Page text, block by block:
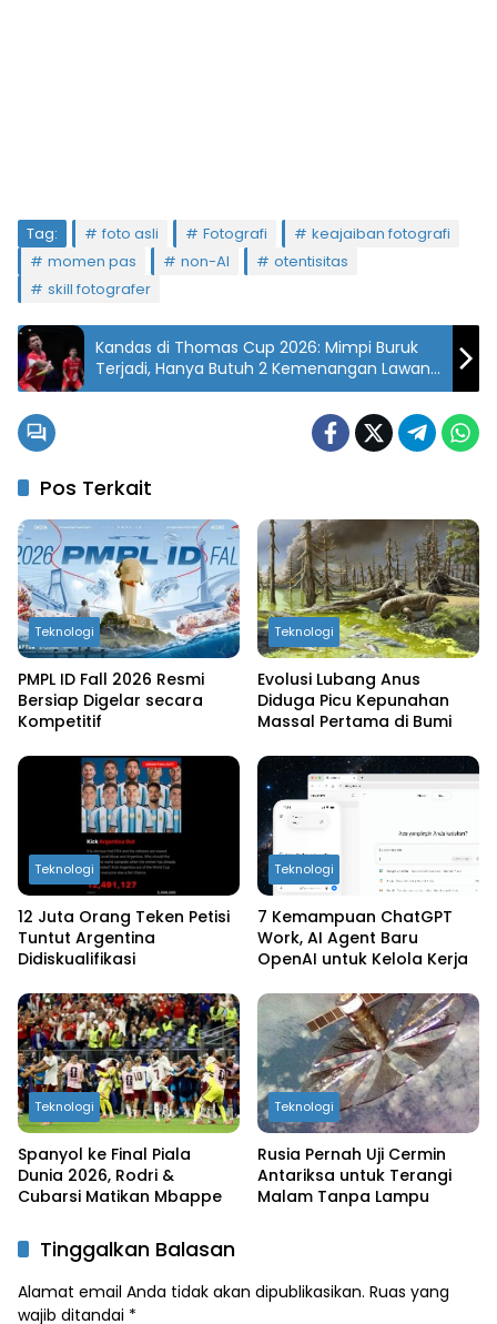
Tag: foto asli Fotografi
keajaiban fotografi
momen pas
non-AI
otentisitas
skill fotografer
Kandas di Thomas Cup 2026: Mimpi Buruk
Terjadi, Hanya Butuh 2 Kemenangan Lawan
Prancis Pun Gagal!
Pos Terkait
Teknologi
PMPL ID Fall 2026 Resmi
Bersiap Digelar secara
Kompetitif
Teknologi
Evolusi Lubang Anus
Diduga Picu Kepunahan
Massal Pertama di Bumi
Teknologi
12 Juta Orang Teken Petisi
Tuntut Argentina
Didiskualifikasi
Teknologi
7 Kemampuan ChatGPT
Work, AI Agent Baru
OpenAI untuk Kelola Kerja
Teknologi
Spanyol ke Final Piala
Dunia 2026, Rodri &
Cubarsi Matikan Mbappe
Teknologi
Rusia Pernah Uji Cermin
Antariksa untuk Terangi
Malam Tanpa Lampu
Tinggalkan Balasan
Alamat email Anda tidak akan dipublikasikan. Ruas yang
wajib ditandai *